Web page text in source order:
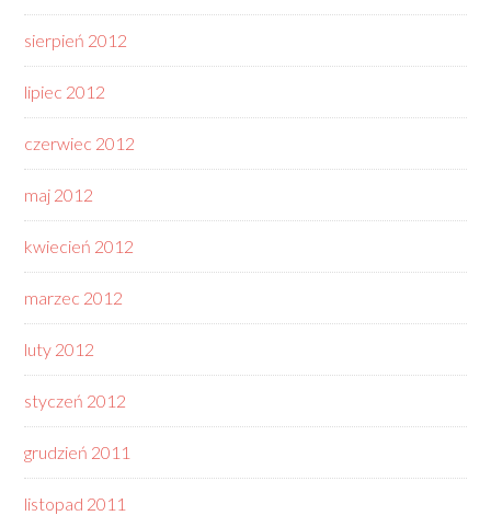
sierpień 2012
lipiec 2012
czerwiec 2012
maj 2012
kwiecień 2012
marzec 2012
luty 2012
styczeń 2012
grudzień 2011
listopad 2011